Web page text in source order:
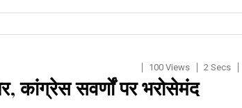
100 Views 2 Secs
कांग्रेस सवर्णों पर भरोसेमंद